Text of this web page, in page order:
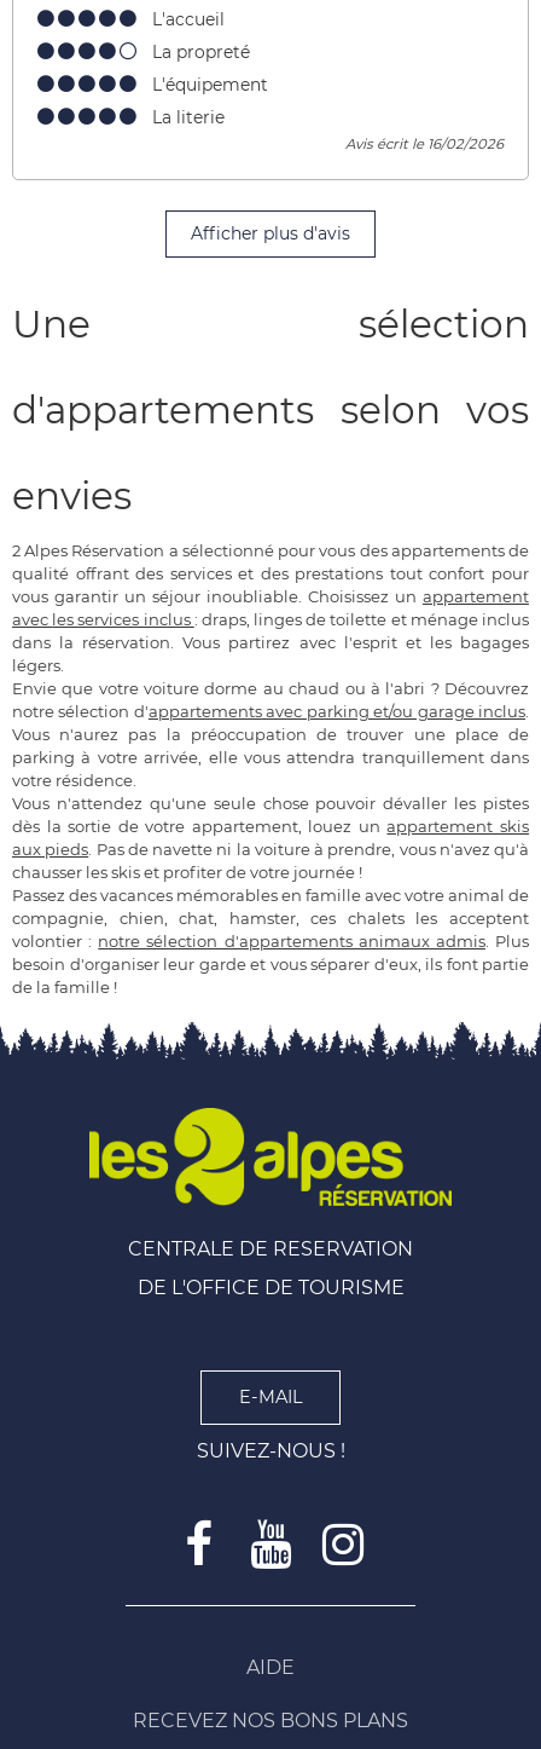
L'accueil
La propreté
L'équipement
La literie
Avis écrit le 16/02/2026
Afficher plus d'avis
Une sélection
d'appartements selon vos
envies
2 Alpes Réservation a sélectionné pour vous des appartements de
qualité offrant des services et des prestations tout confort pour
vous garantir un séjour inoubliable. Choisissez un appartement
avec les services inclus: draps, linges de toilette et ménage inclus
dans la réservation. Vous partirez avec l'esprit et les bagages
légers.
Envie que votre voiture dorme au chaud ou à l'abri ? Découvrez
notre sélection d'appartementsavec parking et/ou garage inclus
Vous n'aurez pas la préoccupation de trouver une place de
parking à votre arrivée, elle vous attendra tranquillement dans
votre résidence.
Vous n'attendez qu'une seule chose pouvoir dévaller les pistes
dès la sortie de votre appartement, louez unappartement skis
aux pieds . Pas de navette ni la voiture à prendre, vous n'avez qu'à
chausser les skis et profiter de votre journée !
Passez des vacances mémorables en famille avec votre animal de
compagnie, chien, chat, hamster, ces chalets les acceptent
volontier : notre sélection d'appartements animaux admis. Plus
besoin d'organiser leur garde et vous séparer d'eux, ils font partie
de la famille !
CENTRALE DE RESERVATION
DE L'OFFICE DE TOURISME
E-MAIL
SUIVEZ-NOUS !
AIDE
RECEVEZ NOS BONS PLANS